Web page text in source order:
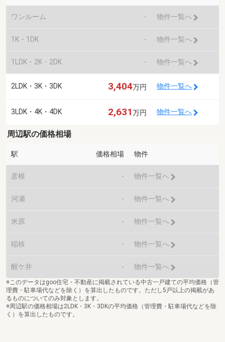
ワンルーム - 物件一覧へ
1K・1DK - 物件一覧へ
1LDK・2K・2DK - 物件一覧へ
2LDK・3K・3DK 3,404万円 物件一覧へ
3LDK・4K・4DK 2,631万円 物件一覧へ
周辺駅の価格相場
駅 価格相場 物件
彦根 - 物件一覧へ
河瀬 - 物件一覧へ
米原 - 物件一覧へ
稲枝 - 物件一覧へ
醒ケ井 - 物件一覧へ
※このデータはgoo住宅・不動産に掲載されている中古一戸建ての平均価格（管
理費・駐車場代などを除く）を算出したものです。ただし5戸以上の掲載があ
るものについてのみ対象とします。
※周辺駅の価格相場は2LDK・3K・3DKの平均価格（管理費・駐車場代などを除
く）を算出したものです。